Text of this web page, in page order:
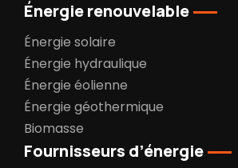
Énergie renouvelable
Énergie solaire
Énergie hydraulique
Énergie éolienne
Énergie géothermique
Biomasse
Fournisseurs d’énergie